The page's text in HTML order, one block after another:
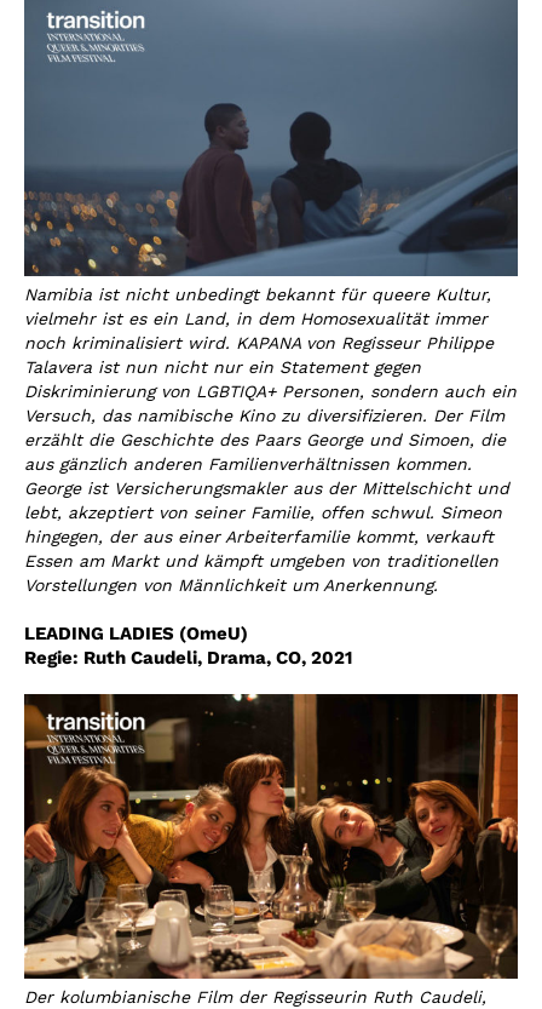
Namibia ist nicht unbedingt bekannt für queere Kultur,
vielmehr ist es ein Land, in dem Homosexualität immer
noch kriminalisiert wird. KAPANA von Regisseur Philippe
Talavera ist nun nicht nur ein Statement gegen
Diskriminierung von LGBTIQA+ Personen, sondern auch ein
Versuch, das namibische Kino zu diversifizieren. Der Film
erzählt die Geschichte des Paars George und Simoen, die
aus gänzlich anderen Familienverhältnissen kommen.
George ist Versicherungsmakler aus der Mittelschicht und
lebt, akzeptiert von seiner Familie, offen schwul. Simeon
hingegen, der aus einer Arbeiterfamilie kommt, verkauft
Essen am Markt und kämpft umgeben von traditionellen
Vorstellungen von Männlichkeit um Anerkennung.
LEADING LADIES (OmeU)
Regie: Ruth Caudeli, Drama, CO, 2021
Der kolumbianische Film der Regisseurin Ruth Caudeli,